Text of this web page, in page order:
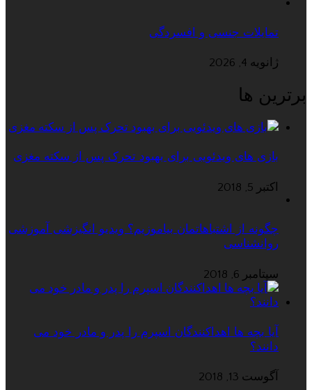
تمایلات جنسی و افسردگی
ژانویه 4, 2026
برترین ها
بازی های ویدئویی برای بهبود تحرک پس از سکته مغزی
اکتبر 5, 2018
چگونه از اشتباهاتمان بیاموزیم؟ ویدیو انگیزشی آموزشی
روانشناسی
سپتامبر 6, 2018
آیا بچه ها اهداکنندگان اسپرم را پدر و مادر خود می
دانند؟
آگوست 13, 2018